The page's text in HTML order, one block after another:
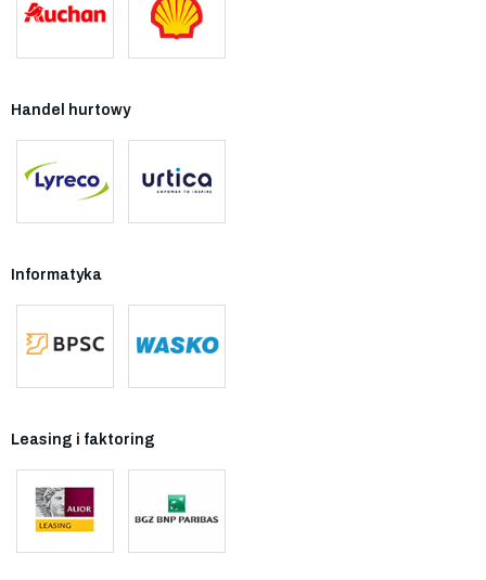
Handel hurtowy
Informatyka
Leasing i faktoring